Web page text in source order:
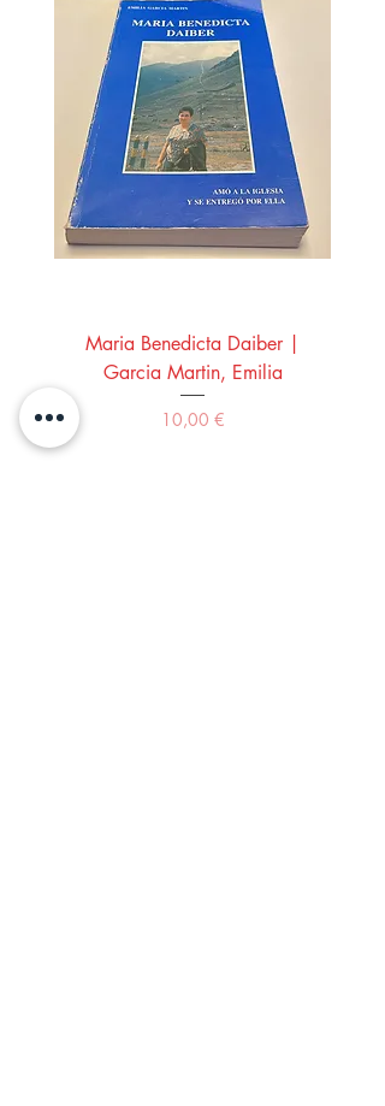
Maria Benedicta Daiber |
Garcia Martin, Emilia
Precio
10,00 €